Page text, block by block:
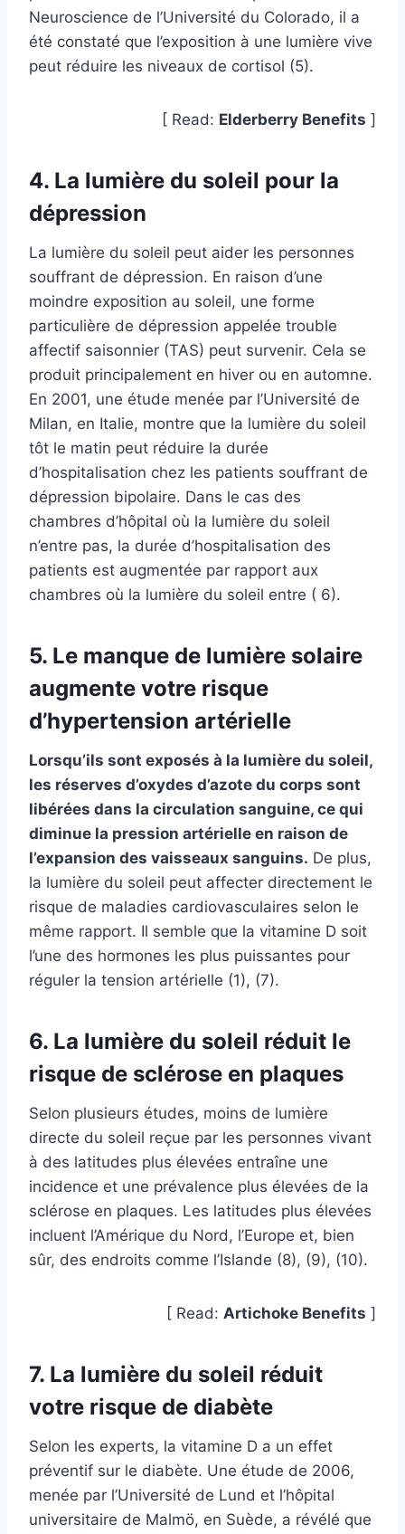
Neuroscience de l’Université du Colorado, il a
été constaté que l’exposition à une lumière vive
peut réduire les niveaux de cortisol (5).
[ Read: Elderberry Benefits ]
4. La lumière du soleil pour la
dépression
La lumière du soleil peut aider les personnes
souffrant de dépression. En raison d’une
moindre exposition au soleil, une forme
particulière de dépression appelée trouble
affectif saisonnier (TAS) peut survenir. Cela se
produit principalement en hiver ou en automne.
En 2001, une étude menée par l’Université de
Milan, en Italie, montre que la lumière du soleil
tôt le matin peut réduire la durée
d’hospitalisation chez les patients souffrant de
dépression bipolaire. Dans le cas des
chambres d’hôpital où la lumière du soleil
n’entre pas, la durée d’hospitalisation des
patients est augmentée par rapport aux
chambres où la lumière du soleil entre ( 6).
5. Le manque de lumière solaire
augmente votre risque
d’hypertension artérielle
Lorsqu’ils sont exposés à la lumière du soleil,
les réserves d’oxydes d’azote du corps sont
libérées dans la circulation sanguine, ce qui
diminue la pression artérielle en raison de
l’expansion des vaisseaux sanguins. De plus,
la lumière du soleil peut affecter directement le
risque de maladies cardiovasculaires selon le
même rapport. Il semble que la vitamine D soit
l’une des hormones les plus puissantes pour
réguler la tension artérielle (1), (7).
6. La lumière du soleil réduit le
risque de sclérose en plaques
Selon plusieurs études, moins de lumière
directe du soleil reçue par les personnes vivant
à des latitudes plus élevées entraîne une
incidence et une prévalence plus élevées de la
sclérose en plaques. Les latitudes plus élevées
incluent l’Amérique du Nord, l’Europe et, bien
sûr, des endroits comme l’Islande (8), (9), (10).
[ Read: Artichoke Benefits ]
7. La lumière du soleil réduit
votre risque de diabète
Selon les experts, la vitamine D a un effet
préventif sur le diabète. Une étude de 2006,
menée par l’Université de Lund et l’hôpital
universitaire de Malmö, en Suède, a révélé que